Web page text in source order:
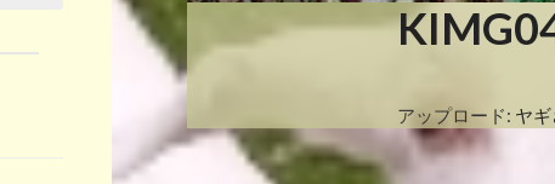
アップロード: ヤ